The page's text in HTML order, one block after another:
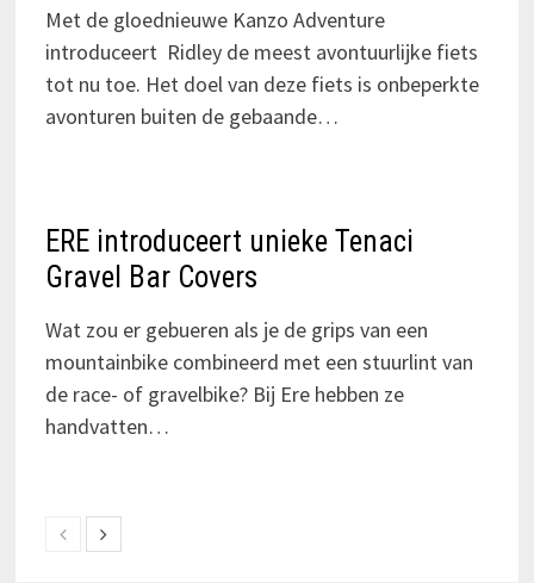
Met de gloednieuwe Kanzo Adventure
introduceert Ridley de meest avontuurlijke fiets
tot nu toe. Het doel van deze fiets is onbeperkte
avonturen buiten de gebaande…
ERE introduceert unieke Tenaci
Gravel Bar Covers
Wat zou er gebueren als je de grips van een
mountainbike combineerd met een stuurlint van
de race- of gravelbike? Bij Ere hebben ze
handvatten…